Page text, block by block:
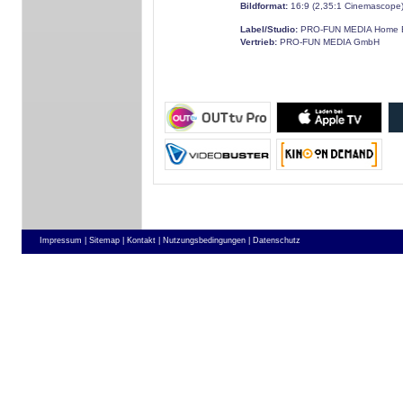
Bildformat: 16:9 (2,35:1 Cinemascope)
Label/Studio: PRO-FUN MEDIA Home
Vertrieb: PRO-FUN MEDIA GmbH
Impressum | Sitemap | Kontakt | Nutzungsbedingungen | Datenschutz